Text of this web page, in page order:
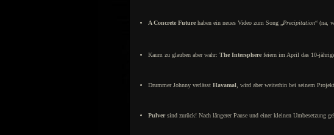
A Concrete Future haben ein neues Video zum Song „ Precipitation“ (na,
Kaum zu glauben aber wahr: The Intersphere feiern im April das 10-
Drummer Johnny verlässt Havamal , wird aber weiterhin bei seinem Projekt
Pulversind zurück! Nach längerer Pause und einer kleinen Umbesetzung